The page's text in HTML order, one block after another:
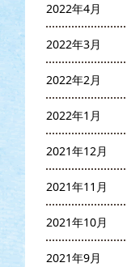
2022年4月
2022年3月
2022年2月
2022年1月
2021年12月
2021年11月
2021年10月
2021年9月